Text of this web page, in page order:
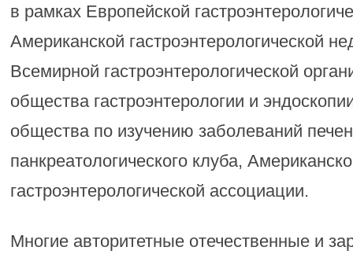
в рамках Европейской
Американской гастроэнтерологической
Всемирной гастроэнтерологической
общества гастроэнтерологии и
общества по изучению заболеваний
панкреатологического клуба,
гастроэнтерологической ассоциации.
Многие авторитетные отечественные и